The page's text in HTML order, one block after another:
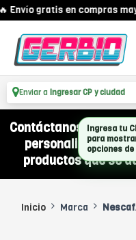
Envío gratis en compras
Enviar a Ingresar CP y ciudad
Contáctanos por
personalizado
productos que se
Inicio Marca
Ingresa tu
para
opciones de